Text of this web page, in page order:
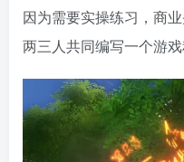
因为需要实操练习，商
两三人共同编写一个游戏